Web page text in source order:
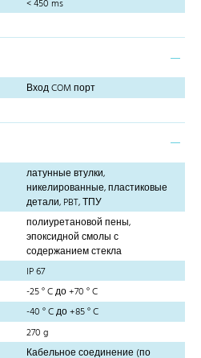
< 450 ms
Вход COM порт
латунные втулки,
никелированные, пластиковые
детали, PBT, ТПУ
полиуретановой пены,
эпоксидной смолы с
содержанием стекла
IP 67
-25 ° C до +70 ° C
-40 ° C до +85 ° C
270 g
Кабельное соединение (по